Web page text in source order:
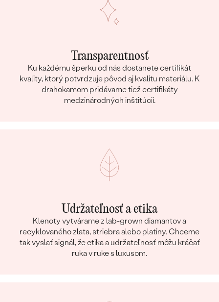
Transparentnosť
Ku každému šperku od nás dostanete certifikát
kvality, ktorý potvrdzuje pôvod aj kvalitu materiálu. K
drahokamom pridávame tiež certifikáty
medzinárodných inštitúcií.
Udržateľnosť a etika
Klenoty vytvárame z lab-grown diamantov a
recyklovaného zlata, striebra alebo platiny. Chceme
tak vyslať signál, že etika a udržateľnosť môžu kráčať
ruka v ruke s luxusom.